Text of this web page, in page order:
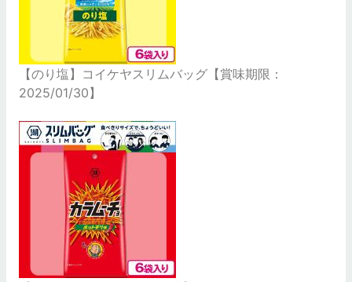
【のり塩】コイケヤスリムバッグ【賞味期限：
2025/01/30】